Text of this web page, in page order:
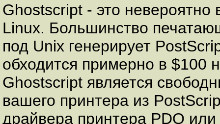
Ghostscript - это
Linux. Большинство
под Unix генерирует
обходится примерно в $100
Ghostscript является
вашего принтера из
драйвера принтера PDQ